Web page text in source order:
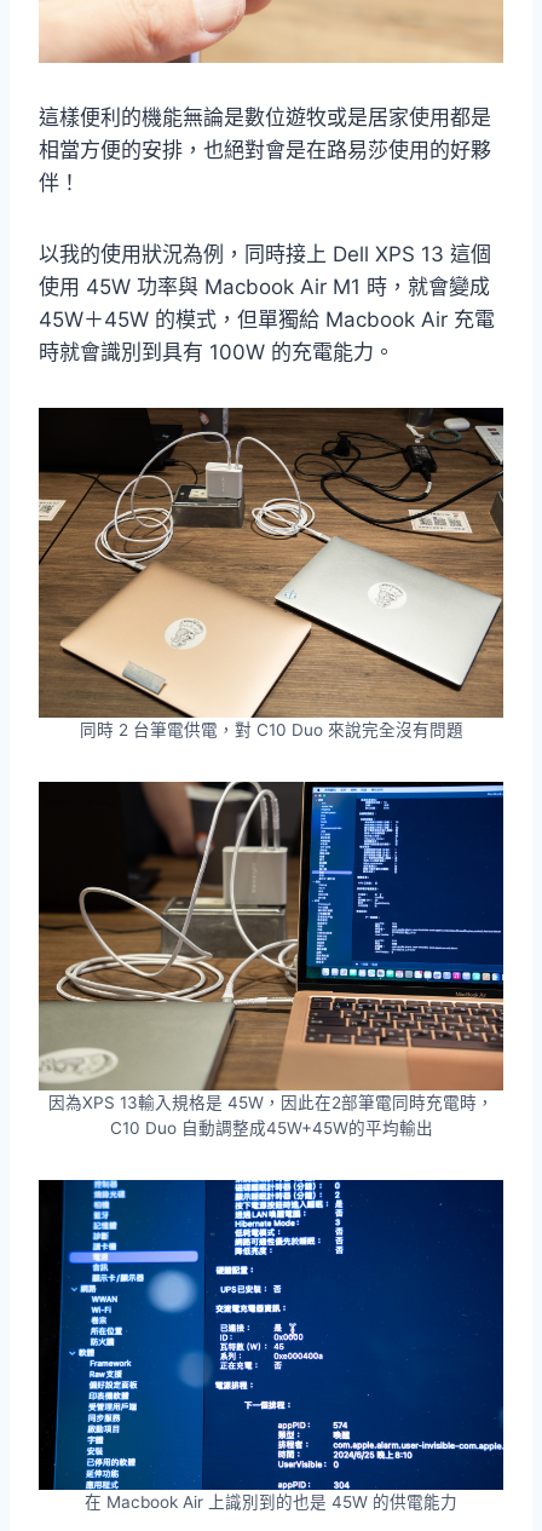
這樣便利的機能無論是數位遊牧或是居家使用都是
相當方便的安排，也絕對會是在路易莎使用的好夥
伴！
以我的使用狀況為例，同時接上 Dell XPS 13 這個
使用 45W 功率與 Macbook Air M1 時，就會變成
45W＋45W 的模式，但單獨給 Macbook Air 充電
時就會識別到具有 100W 的充電能力。
同時 2 台筆電供電，對 C10 Duo 來說完全沒有問題
因為XPS 13輸入規格是 45W，因此在2部筆電同時充電時，
C10 Duo 自動調整成45W+45W的平均輸出
在 Macbook Air 上識別到的也是 45W 的供電能力